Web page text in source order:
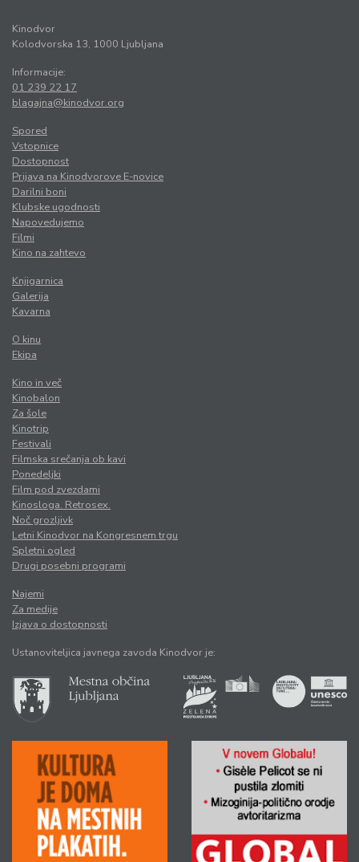
Kinodvor
Kolodvorska 13, 1000 Ljubljana
Informacije:
01 239 22 17
blagajna@kinodvor.org
Spored
Vstopnice
Dostopnost
Prijava na Kinodvorove E-novice
Darilni boni
Klubske ugodnosti
Napovedujemo
Filmi
Kino na zahtevo
Knjigarnica
Galerija
Kavarna
O kinu
Ekipa
Kino in več
Kinobalon
Za šole
Kinotrip
Festivali
Filmska srečanja ob kavi
Ponedeljki
Film pod zvezdami
Kinosloga. Retrosex.
Noč grozljivk
Letni Kinodvor na Kongresnem trgu
Spletni ogled
Drugi posebni programi
Najemi
Za medije
Izjava o dostopnosti
Ustanoviteljica javnega zavoda Kinodvor je: